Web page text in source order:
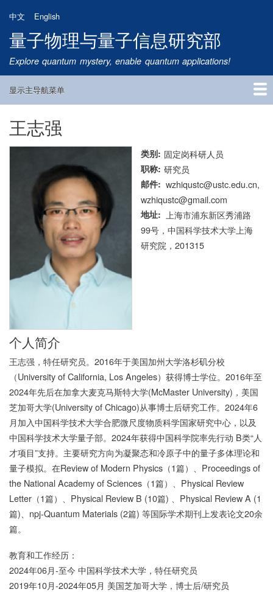
到
主
要
内
中文 English
量子物理与量子信息研究部
Explore quantum mystery, enable quantum applications!
Main
显示主导航菜单
首页
研究方向
量子卫星
团队成员
新闻动态
研究进展
学术报告
论文发表
公告通知
招生信息
相关链接
王志强
类别 固定岗科研人员
职称 研究员
邮件
wzhiqustc@ustc.edu.cn,
wzhiqustc@gmail.com
地址
上海市浦东新区秀浦路
99号，中国科学技术大学上海
研究院，201315
个人简介
王志强，特任研究员。2016年于美国加州大学洛杉矶分校
（University of California, Los Angeles）获得博士学位。2016年至
2024年先后在加拿大麦克马斯特大学(McMaster University)，美国
芝加哥大学(University of Chicago)从事博士后研究工作。2024年6
月加入中国科学技术大学合肥微尺度物质科学国家研究中心，以及
中国科学技术大学量子部。2024年获得中国科学院率先行动 B类“人
才项目”支持。主要研究方向为凝聚态和冷原子中的量子多体理论和
量子模拟。在Review of Modern Physics（1篇）、Proceedings of
the National Academy of Sciences（1篇）、Physical Review
Letter（1篇）、Physical Review B (10篇) 、Physical Review A (1
篇)、npj-Quantum Materials (2篇) 等国际学术期刊上发表论文20余
篇。
教育和工作经历：
2024年06月-至今 中国科学技术大学，特任研究员
2019年10月-2024年05月 美国芝加哥大学，博士后/研究员